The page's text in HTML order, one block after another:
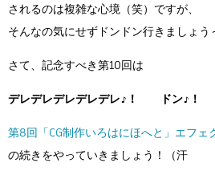
されるのは複雑な心境（笑）ですが、
そんなの気にせずドンドン行きましょう
さて、記念すべき第10回は
デレデレデレデレデレ♪！ ドン♪！
第8回「CG制作いろはにほへと」エフェ
の続きをやっていきましょう！（汗